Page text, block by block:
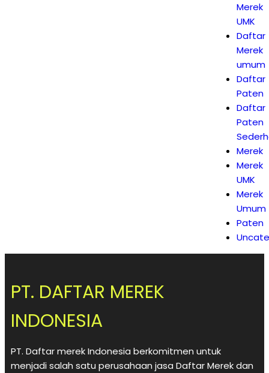
Merek
UMK
Daftar
Merek
umum
Daftar
Paten
Daftar
Paten
Merek
Merek
UMK
Merek
Umum
Paten
PT. DAFTAR MEREK
INDONESIA
PT. Daftar merek Indonesia berkomitmen untuk
menjadi salah satu perusahaan jasa Daftar Merek dan